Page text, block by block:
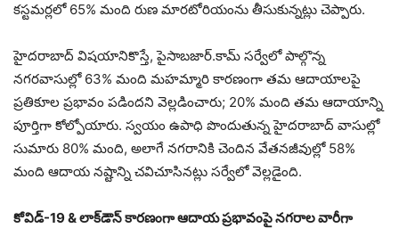
కస్టమర్లలో 65% మంది రుణ మారటోరియంను తీసుకున్నట్లు చెప్పారు.
హైదరాబాద్ విషయానికొస్తే, పైసాబజార్.కామ్ సర్వేలో పాల్గొన్న
నగరవాసుల్లో 63% మంది మహమ్మారి కారణంగా తమ ఆదాయాలపై
ప్రతికూల ప్రభావం పడిందని వెల్లడించారు; 20% మంది తమ ఆదాయాన్ని
పూర్తిగా కోల్పోయారు. స్వయం ఉపాధి పొందుతున్న హైదరాబాద్ వాసుల్లో
సుమారు 80% మంది, అలాగే నగరానికి చెందిన వేతనజీవుల్లో 58%
మంది ఆదాయ నష్టాన్ని చవిచూసినట్లు సర్వేలో వెల్లడైంది.
కోవిడ్-19& లాక్‌డౌన్ కారణంగా ఆదాయ ప్రభావంపై నగరాల వారీగా